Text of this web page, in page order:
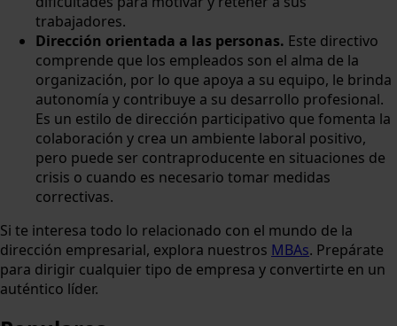
trabajadores.
Dirección orientada a las personas. Este directivo
comprende que los empleados son el alma de la
organización, por lo que apoya a su equipo, le brinda
autonomía y contribuye a su desarrollo profesional.
Es un estilo de dirección participativo que fomenta la
colaboración y crea un ambiente laboral positivo,
pero puede ser contraproducente en situaciones de
crisis o cuando es necesario tomar medidas
correctivas.
Si te interesa todo lo relacionado con el mundo de la
dirección empresarial, explora nuestros MBAs. Prepárate
para dirigir cualquier tipo de empresa y convertirte en un
auténtico líder.